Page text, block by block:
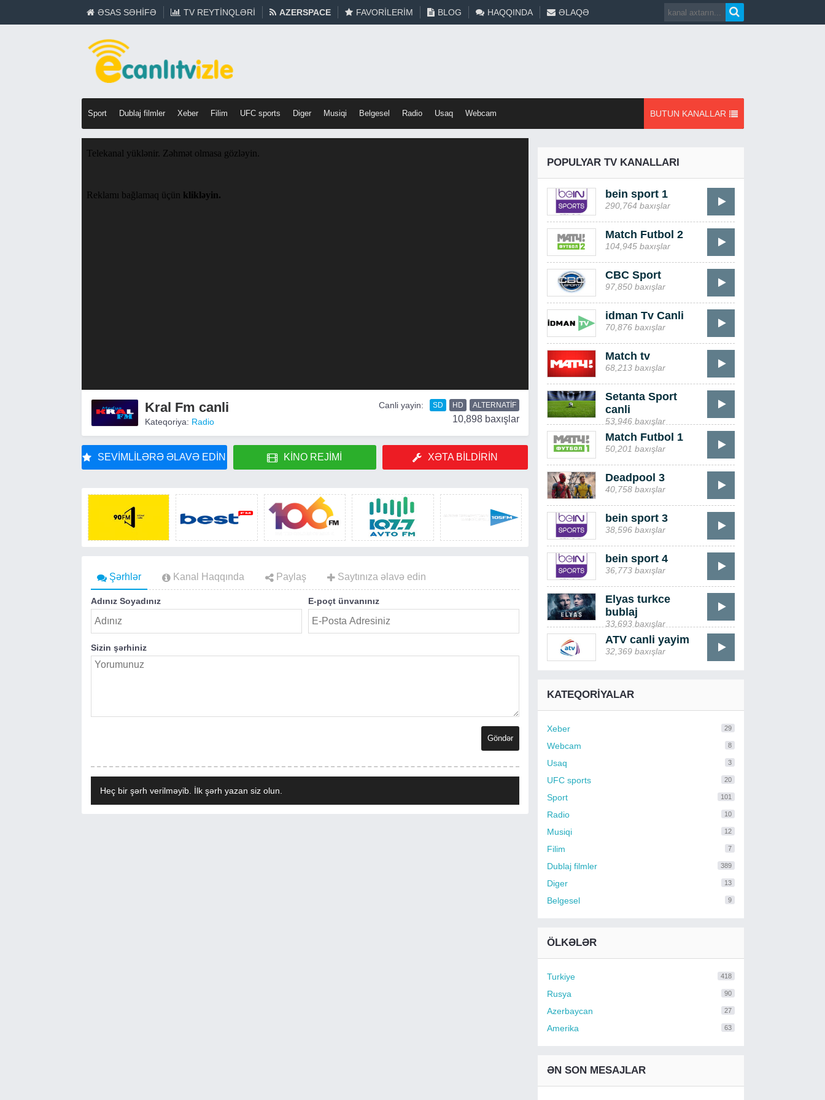
ƏSAS SƏHIFƏ TV REYTINQLƏRI AZERSPACE FAVORILERIM BLOG HAQQINDA ƏLAQƏ
Sport Dublaj filmler Xeber Filim UFC sports Diger Musiqi Belgesel Radio Usaq Webcam BUTUN KANALLAR
Kral Fm canli
Kateqoriya: Radio
Canli yayin: SD HD ALTERNATIF
10,898 baxışlar
SEVIMLILƏRƏ ƏLAVƏ EDIN KINO REJIMI XƏTA BILDIRIN
Şərhlər Kanal Haqqında Paylaş Saytınıza əlavə edin
Adınız Soyadınız E-poçt ünvanınız
Sizin şərhiniz
Heç bir şərh verilməyib. İlk şərh yazan siz olun.
POPULYAR TV KANALLARI
bein sport 1
290,764 baxışlar
Match Futbol 2
104,945 baxışlar
CBC Sport
97,850 baxışlar
idman Tv Canli
70,876 baxışlar
Match tv
68,213 baxışlar
Setanta Sport
canli
53,946 baxışlar
Match Futbol 1
50,201 baxışlar
Deadpool 3
40,758 baxışlar
bein sport 3
38,596 baxışlar
bein sport 4
36,773 baxışlar
Elyas turkce
bublaj
33,693 baxışlar
ATV canli yayim
32,369 baxışlar
KATEQORIYALAR
Xeber 29
Webcam 8
Usaq 3
UFC sports 20
Sport 101
Radio 10
Musiqi 12
Filim 7
Dublaj filmler 389
Diger 13
Belgesel 9
ÖLKƏLƏR
Turkiye 418
Rusya 90
Azerbaycan 27
Amerika 63
ƏN SON MESAJLAR